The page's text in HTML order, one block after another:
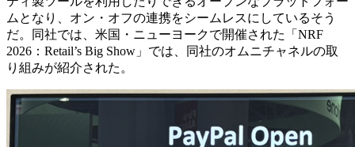
ムとなり、オン・オフの連携をシームレスにしているそう
だ。同社では、米国・ニューヨークで開催された「NRF
2026：Retail’s Big Show」では、同社のオムニチャネルの取
り組みが紹介された。